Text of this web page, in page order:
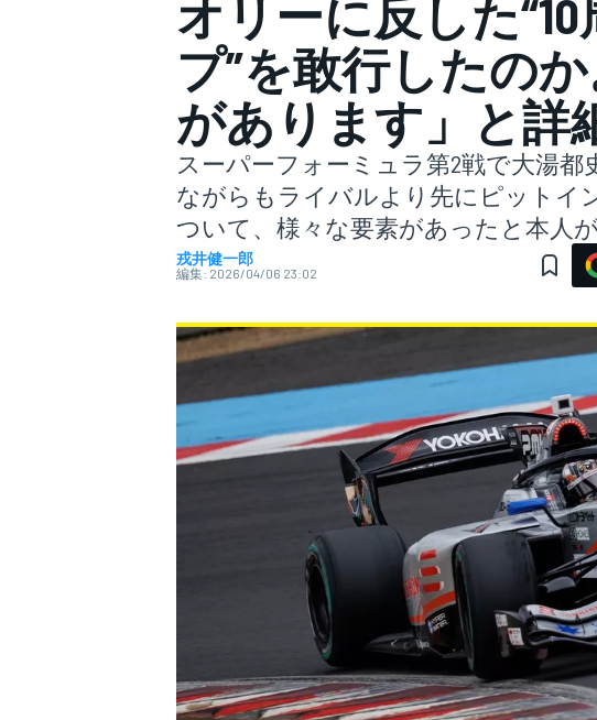
スーパーフォーミュラ
オリーに反した
プ”を敢行したの
があります」と詳
スーパーフォーミュラ第2戦で大湯
ながらもライバルより先にピットイ
ついて、様々な要素があったと本人が
戎井健一郎
編集: 2026/04/06 23:02